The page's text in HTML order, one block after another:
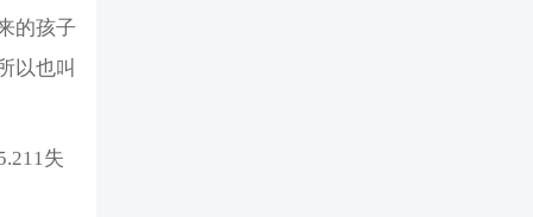
的孩子
以也叫
失